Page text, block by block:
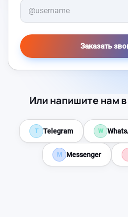
Заказать
Или напишите нам
T Telegram W
M Messenger